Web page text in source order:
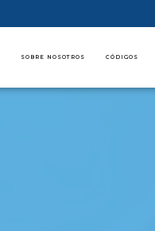
SOBRE NOSOTROS CÓDIGOS